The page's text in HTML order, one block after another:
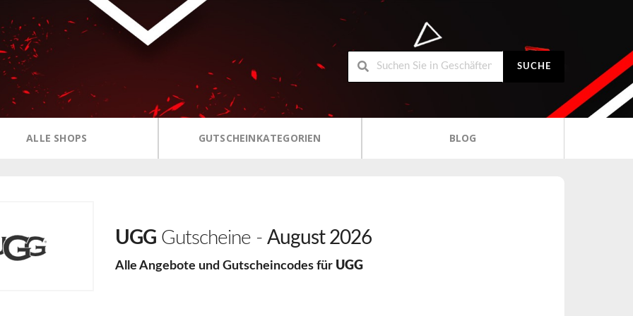
SUCHE
ALLE SHOPS GUTSCHEINKATEGORIEN BLOG
UGG Gutscheine - August 2026
Alle Angebote und Gutscheincodes für UGG